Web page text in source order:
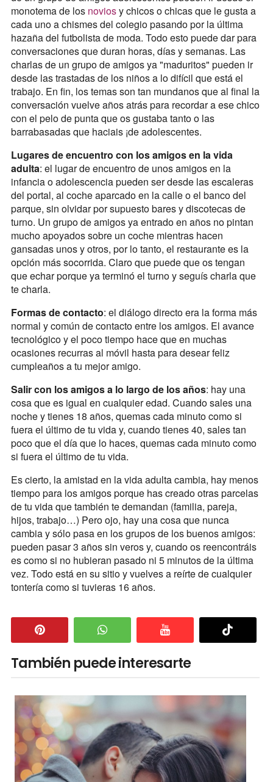
monotema de los noviosy chicos o chicas que le gusta a
cada uno a chismes del colegio pasando por la última
hazaña del futbolista de moda. Todo esto puede dar para
conversaciones que duran horas, días y semanas. Las
charlas de un grupo de amigos ya "maduritos" pueden ir
desde las trastadas de los niños a lo difícil que está el
trabajo. En fin, los temas son tan mundanos que al final la
conversación vuelve años atrás para recordar a ese chico
con el pelo de punta que os gustaba tanto o las
barrabasadas que haciais ¡de adolescentes.
Lugares de encuentro con los amigos en la vida
adulta: el lugar de encuentro de unos amigos en la
infancia o adolescencia pueden ser desde las escaleras
del portal, al coche aparcado en la calle o el banco del
parque, sin olvidar por supuesto bares y discotecas de
turno. Un grupo de amigos ya entrado en años no pintan
mucho apoyados sobre un coche mientras hacen
gansadas unos y otros, por lo tanto, el restaurante es la
opción más socorrida. Claro que puede que os tengan
que echar porque ya terminó el turno y seguís charla que
te charla.
Formas de contacto: el diálogo directo era la forma más
normal y común de contacto entre los amigos. El avance
tecnológico y el poco tiempo hace que en muchas
ocasiones recurras al móvil hasta para desear feliz
cumpleaños a tu mejor amigo.
Salir con los amigos a lo largo de los años: hay una
cosa que es igual en cualquier edad. Cuando sales una
noche y tienes 18 años, quemas cada minuto como si
fuera el último de tu vida y, cuando tienes 40, sales tan
poco que el día que lo haces, quemas cada minuto como
si fuera el último de tu vida.
Es cierto, la amistad en la vida adulta cambia, hay menos
tiempo para los amigos porque has creado otras parcelas
de tu vida que también te demandan (familia, pareja,
hijos, trabajo…) Pero ojo, hay una cosa que nunca
cambia y sólo pasa en los grupos de los buenos amigos:
pueden pasar 3 años sin veros y, cuando os reencontráis
es como si no hubieran pasado ni 5 minutos de la última
vez. Todo está en su sitio y vuelves a reírte de cualquier
tontería como si tuvieras 16 años.
También puede interesarte